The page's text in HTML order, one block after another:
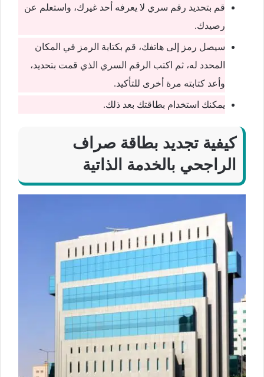
قم بتحديد رقم سري لا يعرفه أحد غيرك، واستعلم عن
رصيدك.
سيصل رمز إلى هاتفك، قم بكتابة الرمز في المكان
المحدد له، ثم اكتب الرقم السري الذي قمت بتحديد،
وأعد كتابته مرة أخرى للتأكيد.
يمكنك استخدام بطاقتك بعد ذلك.
كيفية تجديد بطاقة صراف
الراجحي بالخدمة الذاتية